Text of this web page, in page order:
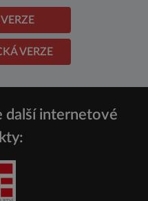
VERZE
další internetové